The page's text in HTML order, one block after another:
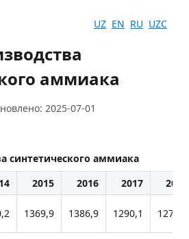
UZ EN RU UZC
аммиака
2025-07-01
синтетического аммиака
2015 2016 2017
2018
1369,9 1386,9 1290,1 1275,8